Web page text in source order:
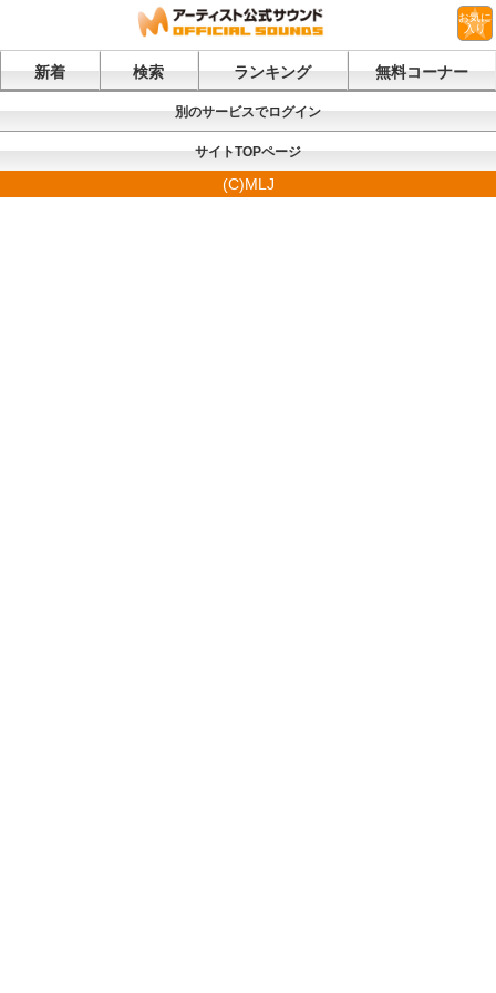
お気に
入り
新着 検索 ランキング 無料コーナー
別のサービスでログイン
サイトTOPページ
(C)MLJ